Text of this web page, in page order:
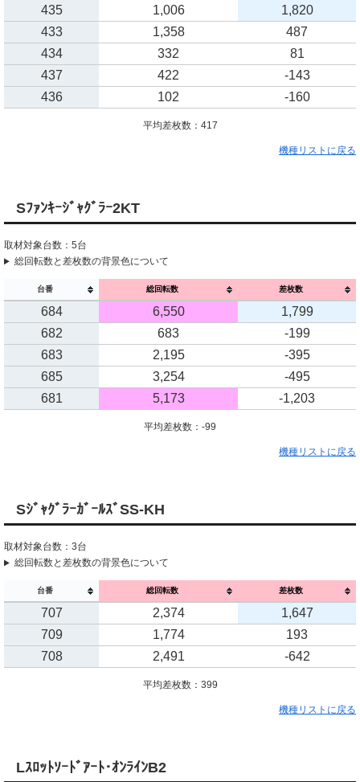
435 1,006
1,820
433
1,358
487
434
332
81
437
422
-143
436
102 -160
平均差枚数：417
機種リストに戻る
Sﾌｧﾝｷｰｼﾞｬｸﾞﾗｰ2KT
取材対象台数：5台
総回転数と差枚数の背景色について
台番 総回転数 差枚数
684 6,550
1,799
682
683
-199
683
2,195
-395
685
3,254
-495
681
5,173 -1,203
平均差枚数：-99
機種リストに戻る
SｼﾞｬｸﾞﾗｰｶﾞｰﾙｽﾞSS-KH
取材対象台数：3台
総回転数と差枚数の背景色について
台番 総回転数 差枚数
707 2,374
1,647
709
1,774
193
708
2,491 -642
平均差枚数：399
機種リストに戻る
Lｽﾛｯﾄｿｰﾄﾞｱｰﾄ･ｵﾝﾗｲﾝB2